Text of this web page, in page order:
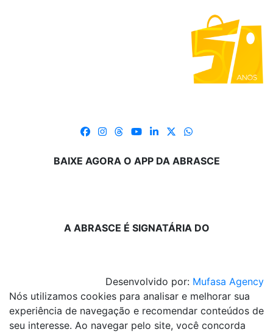
BAIXE AGORA O APP DA ABRASCE
A ABRASCE É SIGNATÁRIA DO
Desenvolvido por: Mufasa Agency
Nós utilizamos cookies para analisar e melhorar sua
experiência de navegação e recomendar conteúdos de
seu interesse. Ao navegar pelo site, você concorda